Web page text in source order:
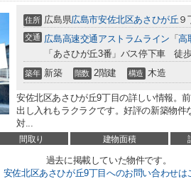
住所 広島県広島市安佐北区あさひが丘 ９
交通 広島高速交通アストラムライン 「高
「あさひが丘3番」バス停下車 徒
築年 新築 階数 2階建 構造 木造
安佐北区あさひが丘9丁目の詳しい情報。
出し入れもラクラクです。好評の新築物
対...
間取り 建物面積
過去に掲載していた物件です。
安佐北区あさひが丘9丁目へのお問い合わせは